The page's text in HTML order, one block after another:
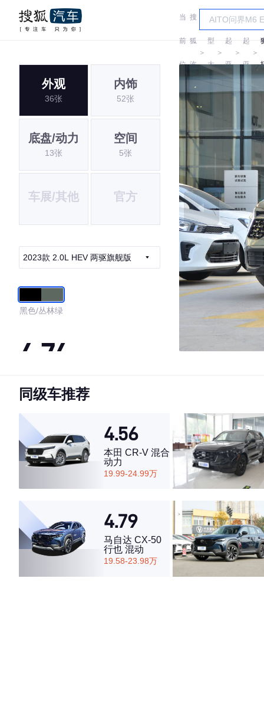
当
前
位
搜
狐
汽
车
＞
车
型
大
＞
起
亚
＞
起
亚
＞
外观
36张
内饰
52张
底盘/动力
13张
空间
5张
车展/其他 官方
2023款 2.0L HEV 两驱旗舰版
黑色/丛林绿
4.74
·外观表现较为优秀，优于100%同级车
·空间表现一般，低于76%同级车
同级车推荐
4.56
本田 CR-V 混合
动力
19.99-24.99万
4.79
马自达 CX-50
行也 混动
19.58-23.98万